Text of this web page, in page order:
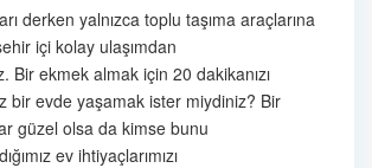
derken yalnızca toplu taşıma araçlarına
içi kolay ulaşımdan
Bir ekmek almak için 20 dakikanızı
bir evde yaşamak ister miydiniz? Bir
güzel olsa da kimse bunu
ev ihtiyaçlarımızı